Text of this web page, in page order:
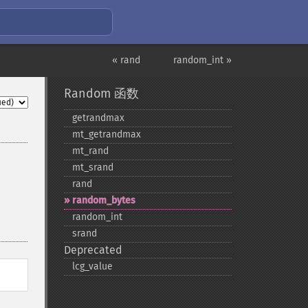
random_int »
« rand
Random 函数
getrandmax
mt_​getrandmax
mt_​rand
mt_​srand
rand
random_​bytes
random_​int
srand
Deprecated
lcg_​value